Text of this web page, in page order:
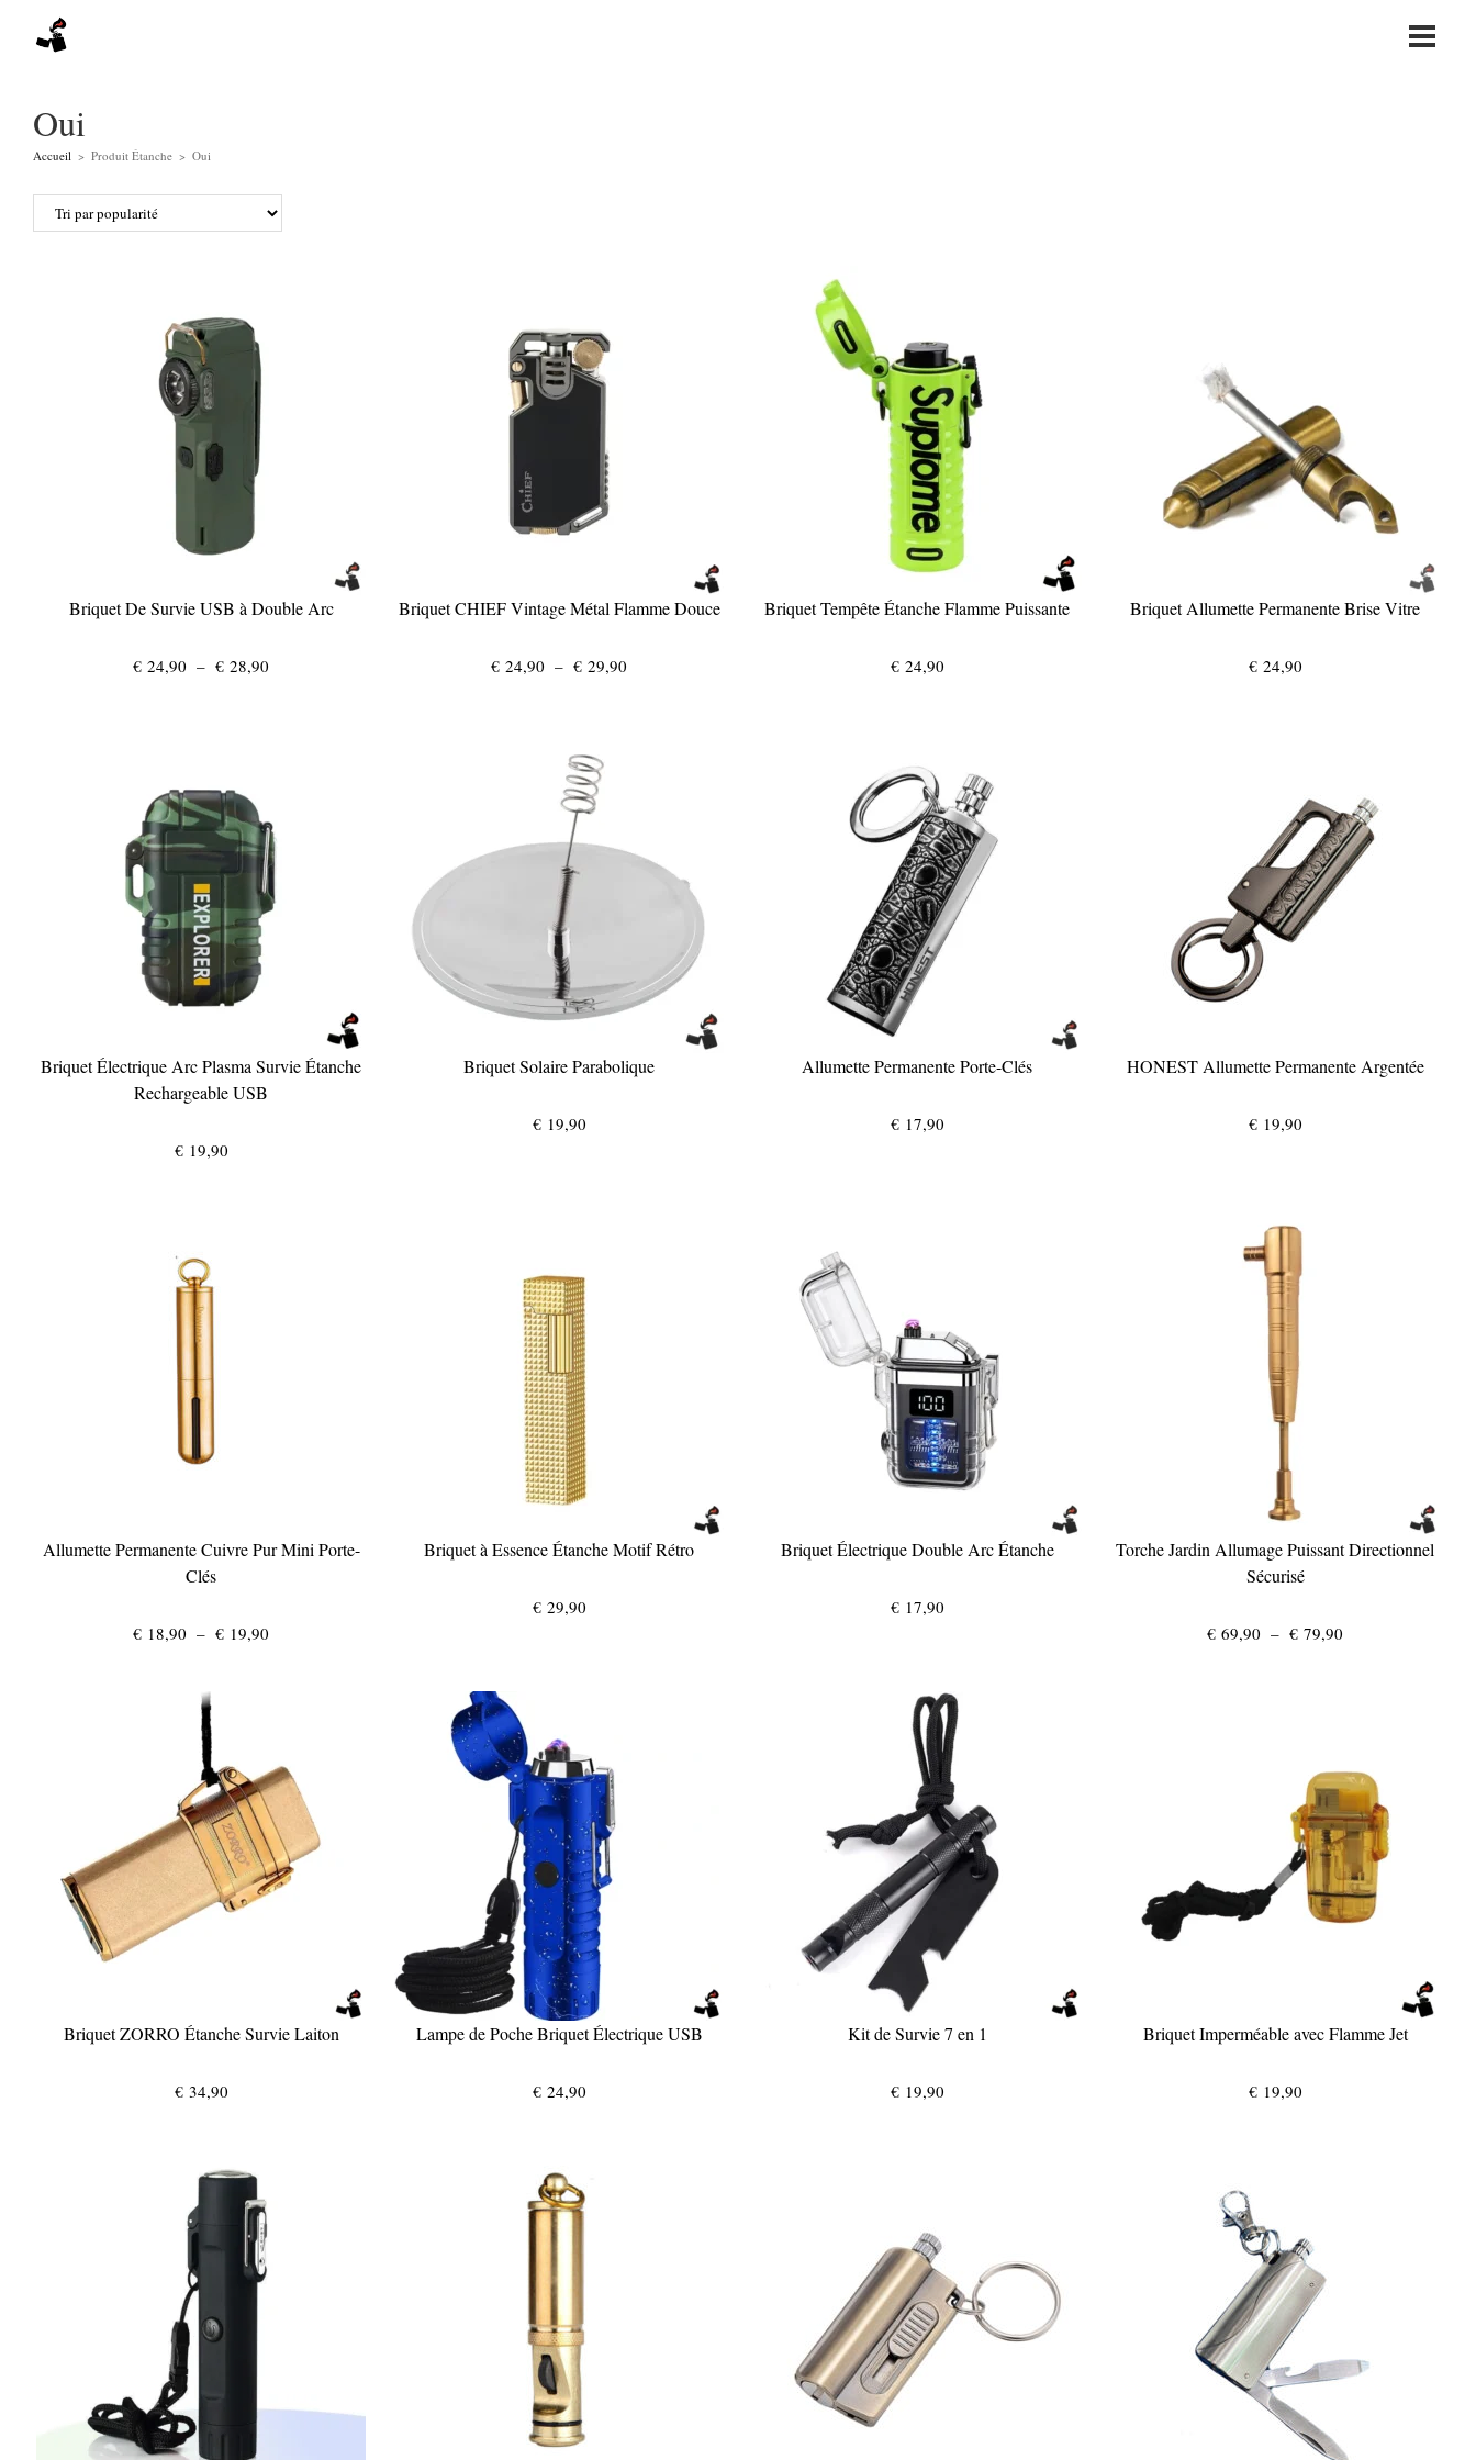
Main
Oui
Accueil > Produit Étanche > Oui
Briquet De Survie USB à Double Arc
€ 24,90 – € 28,90
Briquet CHIEF Vintage Métal Flamme Douce
€ 24,90 – € 29,90
Briquet Tempête Étanche Flamme Puissante
€24,90
Briquet Allumette Permanente Brise Vitre
€24,90
Briquet Électrique Arc Plasma Survie Étanche
Rechargeable USB
€19,90
Briquet Solaire Parabolique
€19,90
Allumette Permanente Porte-Clés
€17,90
HONEST Allumette Permanente Argentée
€19,90
Allumette Permanente Cuivre Pur Mini Porte-
Clés
€ 18,90 – € 19,90
Briquet à Essence Étanche Motif Rétro
€29,90
Briquet Électrique Double Arc Étanche
€17,90
Torche Jardin Allumage Puissant Directionnel
Sécurisé
€ 69,90 – € 79,90
Briquet ZORRO Étanche Survie Laiton
€34,90
Lampe de Poche Briquet Électrique USB
€24,90
Kit de Survie 7 en 1
€19,90
Briquet Imperméable avec Flamme Jet
€19,90